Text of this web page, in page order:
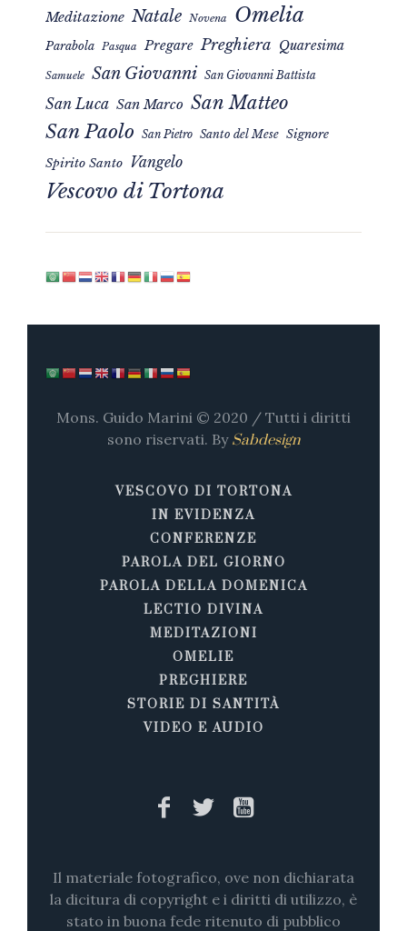
Meditazione Natale Novena Omelia
Parabola Pasqua Pregare Preghiera Quaresima
Samuele San Giovanni San Giovanni Battista
San Luca San Marco San Matteo
San Paolo San Pietro Santo del Mese Signore
Spirito Santo Vangelo
Vescovo di Tortona
Mons. Guido Marini © 2020 / Tutti i diritti
sono riservati. By Sabdesign
VESCOVO DI TORTONA
IN EVIDENZA
CONFERENZE
PAROLA DEL GIORNO
PAROLA DELLA DOMENICA
LECTIO DIVINA
MEDITAZIONI
OMELIE
PREGHIERE
STORIE DI SANTITÀ
VIDEO E AUDIO
Il materiale fotografico, ove non dichiarata
la dicitura di copyright e i diritti di utilizzo, è
stato in buona fede ritenuto di pubblico